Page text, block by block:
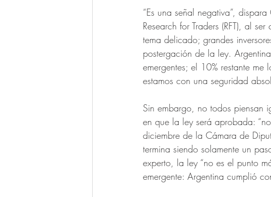
“Es una señal negativa”,
Research for Traders (RFT), al
tema delicado; grandes
postergación de la ley.
emergentes; el 10% restante
estamos con una seguridad
Sin embargo, no todos piensan
en que la ley será aprobada:
diciembre de la Cámara de
termina siendo solamente un
experto, la ley “no es el punto
emergente: Argentina cumplió